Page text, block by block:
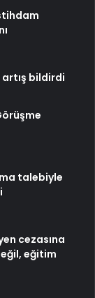
artış bildirdi
talebiyle
cezasına
eğitim